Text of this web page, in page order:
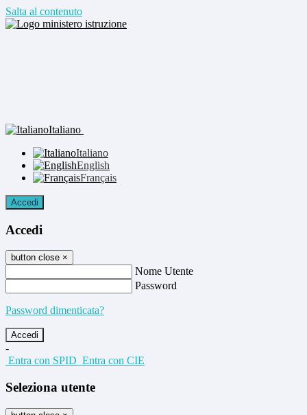
Salta al contenuto
Italiano
Italiano
English
Français
Accedi
Accedi
button close ×
Nome Utente
Password
Password dimenticata?
-
Entra con SPID Entra con CIE
Seleziona utente